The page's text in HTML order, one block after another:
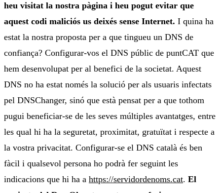
heu visitat la nostra pàgina i heu pogut evitar que
aquest codi maliciós us deixés sense Internet. I quina ha
estat la nostra proposta per a que tingueu un DNS de
confiança? Configurar-vos el DNS públic de puntCAT que
hem desenvolupat per al benefici de la societat. Aquest
DNS no ha estat només la solució per als usuaris infectats
pel DNSChanger, sinó que està pensat per a que tothom
pugui beneficiar-se de les seves múltiples avantatges, entre
les qual hi ha la seguretat, proximitat, gratuïtat i respecte a
la vostra privacitat. Configurar-se el DNS català és ben
fàcil i qualsevol persona ho podrà fer seguint les
indicacions que hi ha a https://servidordenoms.cat. El